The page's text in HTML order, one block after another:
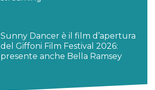
Sunny Dancer è il film d’apertura
del Giffoni Film Festival 2026:
presente anche Bella Ramsey